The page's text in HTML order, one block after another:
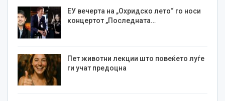
ЕУ вечерта на „Охридско лето“ го носи
концертот „Последната…
Пет животни лекции што повеќето луѓе
ги учат предоцна